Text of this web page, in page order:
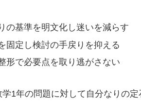
の基準を明文化し迷いを減らす
固定し検討の手戻りを抑える
形で必要点を取り逃がさない
1年の問題に対して自分なりの